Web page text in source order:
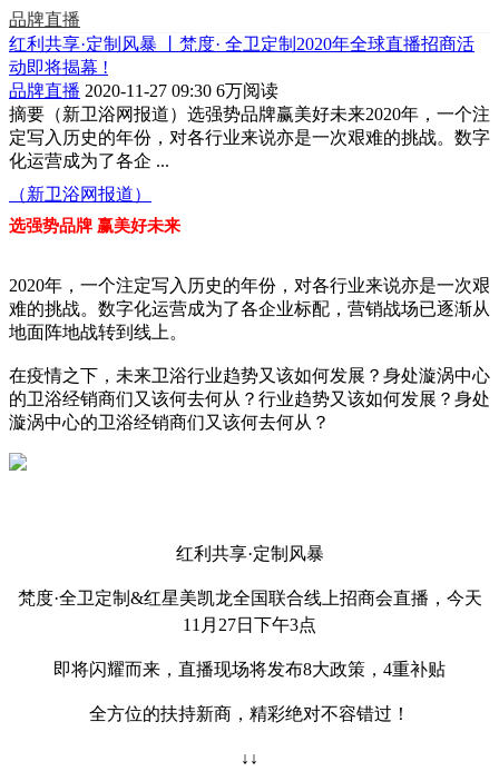
品牌直播
红利共享·定制风暴 丨梵度· 全卫定制2020年全球直播招商活
动即将揭幕 !
品牌直播 2020-11-27 09:30 6万阅读
摘要 （新卫浴网报道）选强势品牌赢美好未来2020年，一个注
定写入历史的年份，对各行业来说亦是一次艰难的挑战。数字
化运营成为了各企 ...
（新卫浴网报道）
选强势品牌 赢美好未来
2020年，一个注定写入历史的年份，对各行业来说亦是一次艰
难的挑战。数字化运营成为了各企业标配，营销战场已逐渐从
地面阵地战转到线上。
在疫情之下，未来卫浴行业趋势又该如何发展？身处漩涡中心
的卫浴经销商们又该何去何从？行业趋势又该如何发展？身处
漩涡中心的卫浴经销商们又该何去何从？
红利共享·定制风暴
梵度·全卫定制&红星美凯龙全国联合线上招商会直播， 今天
11月27日下午3点
即将闪耀而来，直播现场将发布8大政策，4重补贴
全方位的扶持新商，精彩绝对不容错过！
↓↓